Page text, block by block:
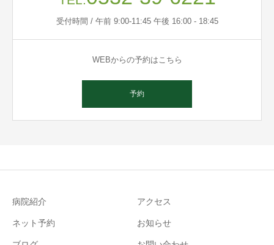
受付時間 / 午前 9:00-11:45 午後 16:00 - 18:45
WEBからの予約はこちら
予約
病院紹介 アクセス
ネット予約 お知らせ